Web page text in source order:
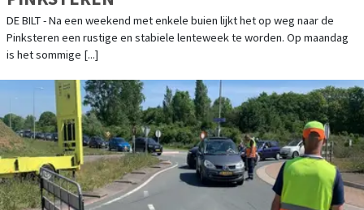
DE BILT - Na een weekend met enkele buien lijkt het op weg naar de
Pinksteren een rustige en stabiele lenteweek te worden. Op maandag
is het sommige [...]